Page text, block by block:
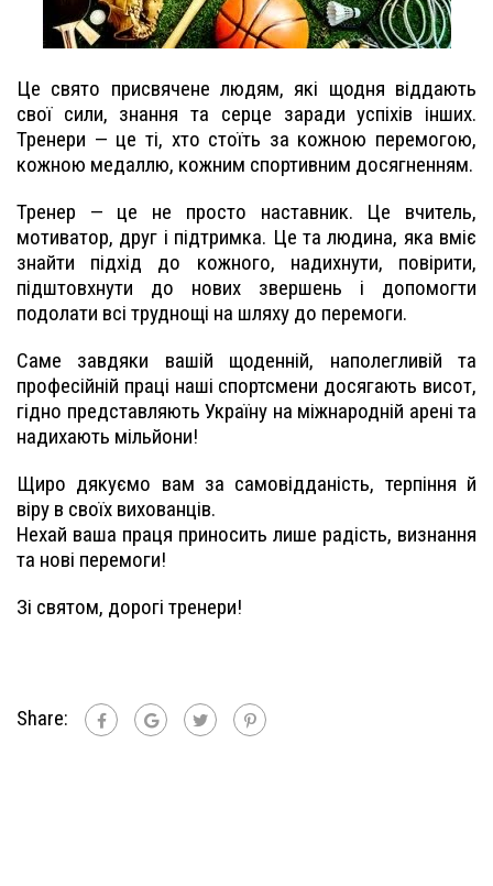
Це свято присвячене людям, які щодня віддають
свої сили, знання та серце заради успіхів інших.
Тренери — це ті, хто стоїть за кожною перемогою,
кожною медаллю, кожним спортивним досягненням.
Тренер — це не просто наставник. Це вчитель,
мотиватор, друг і підтримка. Це та людина, яка вміє
знайти підхід до кожного, надихнути, повірити,
підштовхнути до нових звершень і допомогти
подолати всі труднощі на шляху до перемоги.
Саме завдяки вашій щоденній, наполегливій та
професійній праці наші спортсмени досягають висот,
гідно представляють Україну на міжнародній арені та
надихають мільйони!
Щиро дякуємо вам за самовідданість, терпіння й
віру в своїх вихованців.
Нехай ваша праця приносить лише радість, визнання
та нові перемоги!
Зі святом, дорогі тренери!
Share: